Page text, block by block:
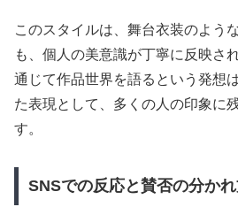
このスタイルは、舞台衣装のよう
も、個人の美意識が丁寧に反映さ
通じて作品世界を語るという発想
た表現として、多くの人の印象に
す。
SNSでの反応と賛否の分か